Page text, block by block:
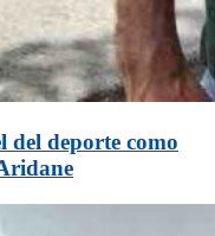
del deporte como